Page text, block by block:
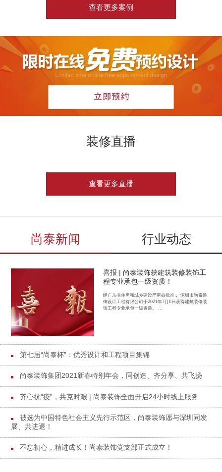
查看更多案例
装修直播
查看更多直播
尚泰新闻 行业动态
喜报 | 尚泰装饰获建筑装修装饰工
程专业承包一级资质！
经广东省住房和城乡建设厅审核批准， 深圳市尚泰装
饰设计工程有限公司于2021年7月6日获得建筑装修装
饰工程专业承包一级资质。 ...
第七届“尚泰杯”：优秀设计和工程项目集锦
尚泰装饰集团2021新春特别年会，同创造、齐分享、共飞扬
齐心抗“疫”，共克时艰 | 尚泰装饰全面开启24小时线上服务
被选为中国特色社会主义先行示范区，尚泰装饰愿与深圳同发
展、共进退！
不忘初心，精进成长！尚泰装饰党支部正式成立！